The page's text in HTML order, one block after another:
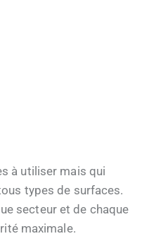
à utiliser mais qui
types de surfaces.
secteur et de chaque
maximale.